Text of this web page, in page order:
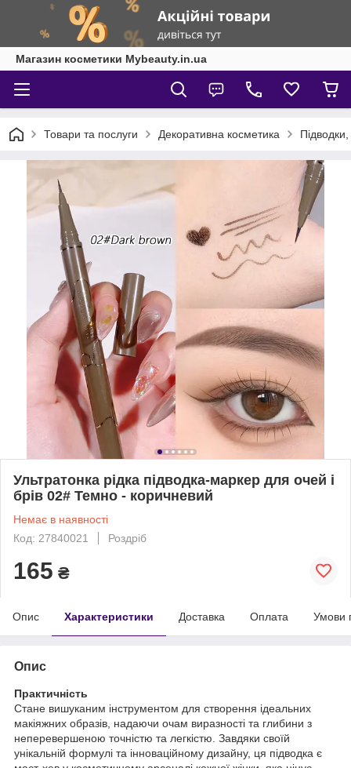
Магазин косметики Mybeauty.in.ua
Товари та послуги Декоративна косметика
Ультратонка рідка підводка-маркер для очей і
брів 02# Темно - коричневий
Немає в наявності
Код: 27840021
Роздріб
165 ₴
Опис Характеристики Доставка Оплата Умови
Опис
Практичність
Стане вишуканим інструментом для створення ідеальних
макіяжних образів, надаючи очам виразності та глибини з
неперевершеною точністю та легкістю. Завдяки своїй
унікальній формулі та інноваційному дизайну, ця підводка є